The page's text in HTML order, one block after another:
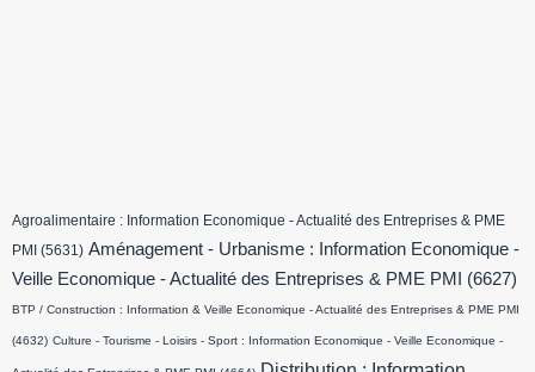
Agroalimentaire : Information Economique - Actualité des Entreprises & PME
PMI (5631) Aménagement - Urbanisme : Information Economique -
Veille Economique - Actualité des Entreprises & PME PMI
(6627)
BTP / Construction : Information & Veille Economique - Actualité des Entreprises & PME PMI
(4632) Culture - Tourisme - Loisirs - Sport : Information Economique - Veille Economique -